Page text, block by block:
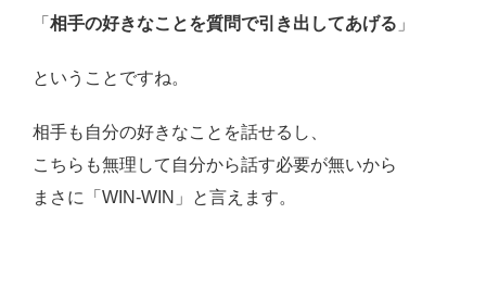
「 相手の好きなことを質問で引き出してあげる 」
ということですね。
相手も自分の好きなことを話せるし、
こちらも無理して自分から話す必要が無いから
まさに「WIN-WIN」と言えます。